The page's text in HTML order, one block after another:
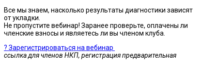
Все мы знаем, насколько результаты диагностики зависят
отукладки.
Не пропустите вебинар! Заранее проверьте, оплачены ли
членские взносы и являетесь ли вы членом клуба.
? Зарегистрироваться на вебинар
ссылка для членов НКП, регистрация предварительная